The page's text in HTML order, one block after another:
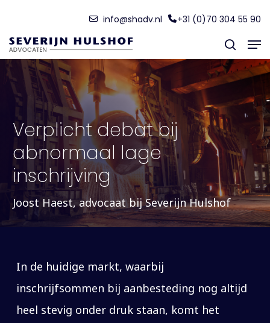
main
content
info@shadv.nl +31 (0)70 304 55 90
search
Verplicht debat bij
abnormaal lage
inschrijving
Joost Haest, advocaat bij Severijn Hulshof
In de huidige markt, waarbij
inschrijfsommen bij aanbesteding nog altijd
heel stevig onder druk staan, komt het